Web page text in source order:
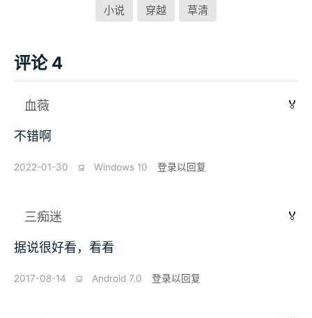
小说 穿越 草清
评论 4
血薇 🏅
不错啊
2022-01-30 ⫑ Windows 10 登录以回复
三痴迷 🏅
据说很好看，看看
2017-08-14 ⫑ Android 7.0 登录以回复